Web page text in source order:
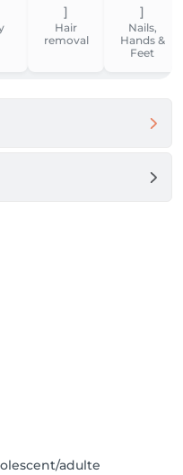
Hair
removal
Nails,
Hands &
Feet
adulte